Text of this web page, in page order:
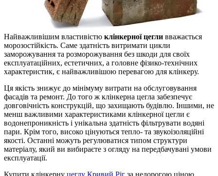
Найважливішим властивістю клінкерної цегли вважається
морозостійкість. Саме здатність витримати цикли
заморожування та розморожування без шкоди для своїх
експлуатаційних, естетичних, а головне фізико-технічних
характеристик, є найважливішою перевагою для клінкеру.
Ця якість знижує до мінімуму витрати на обслуговування
фасадів та ремонт. До того ж клінкерна цегла забезпечує
довговічність конструкцій, що захищають будівлю. Іншими, не
менш важливими характеристиками клінкерної цегли є
водонепроникність і унікальна здатність фільтрувати водяні
пари. Крім того, високо цінуються тепло- та звукоізоляційні
якості. Останні можуть регулюватися типом структури
матеріалу, який ви вибираєте з огляду на передбачувані умови
експлуатації.
Купити клінкерну цеглу Кривий Ріг за недорогою ціною